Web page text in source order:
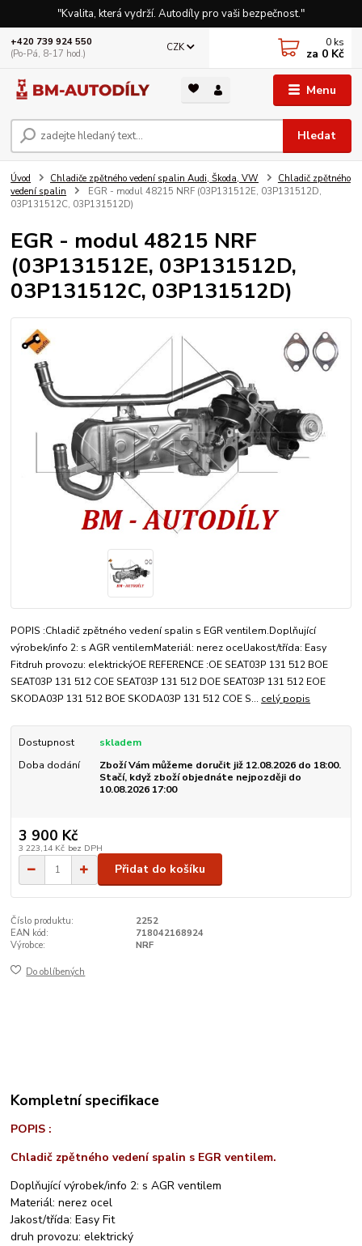
"Kvalita, která vydrží. Autodíly pro vaši bezpečnost."
Menu
CZK
Hledat
+420 739 924 550
(Po-Pá, 8-17 hod.)
0 ks
za 0 Kč
Úvod Chladiče zpětného vedení spalin Audi, Škoda, VW
Chladič zpětného
vedení spalin
EGR - modul 48215 NRF (03P131512E, 03P131512D,
03P131512C, 03P131512D)
EGR - modul 48215 NRF
(03P131512E, 03P131512D,
03P131512C, 03P131512D)
POPIS :Chladič zpětného vedení spalin s EGR ventilem.Doplňující
výrobek/info 2: s AGR ventilemMateriál: nerez ocelJakost/třída: Easy
Fitdruh provozu: elektrickýOE REFERENCE :OE SEAT03P 131 512 BOE
SEAT03P 131 512 COE SEAT03P 131 512 DOE SEAT03P 131 512 EOE
SKODA03P 131 512 BOE SKODA03P 131 512 COE S... celý popis
Dostupnost
skladem
Doba dodání
Zboží Vám můžeme doručit již 12.08.2026 do 18:00.
Stačí, když zboží objednáte nejpozději do
10.08.2026 17:00
3 900 Kč
3 223,14 Kč bez DPH
Přidat do košíku
Číslo produktu:
2252
EAN kód:
718042168924
Výrobce:
NRF
Do oblíbených
Kompletní specifikace
POPIS :
Chladič zpětného vedení spalin s EGR ventilem.
Doplňující výrobek/info 2: s AGR ventilem
Materiál: nerez ocel
Jakost/třída: Easy Fit
druh provozu: elektrický